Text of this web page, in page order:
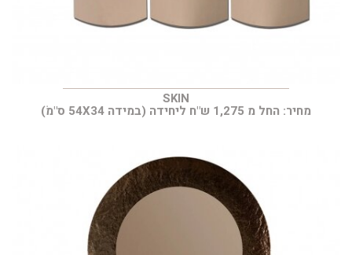
SKIN
מחיר: החל מ 1,275 ש"ח ליחידה (במידה 54X34 ס"מׂ)